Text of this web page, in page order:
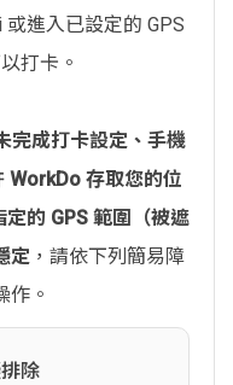
進入已設定的 GPS
打卡。
完成打卡設定、手機
WorkDo 存取您的位
的 GPS 範圍（被遮
定 ，請依下列簡易障
作。
除